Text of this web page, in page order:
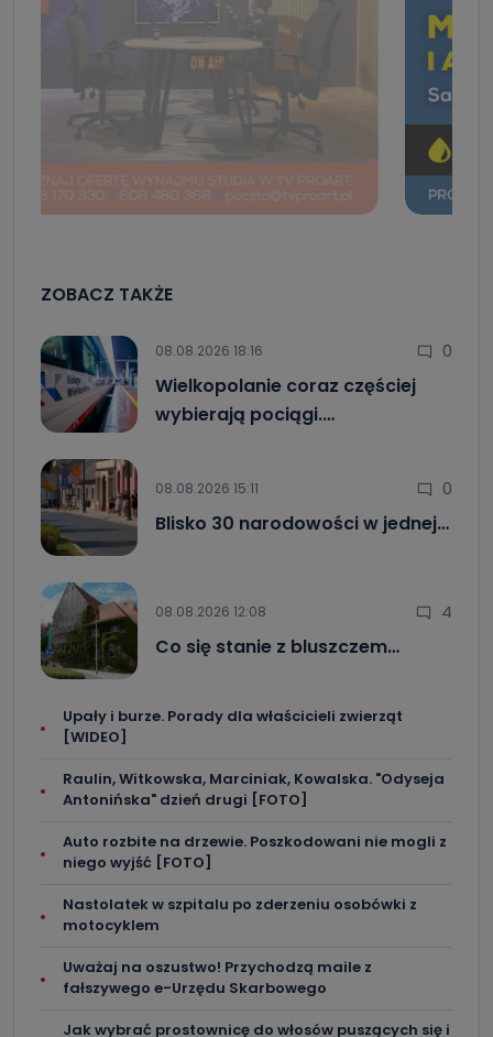
ZOBACZ TAKŻE
08.08.2026 18:16 0
Wielkopolanie coraz częściej
wybierają pociągi.…
08.08.2026 15:11 0
Blisko 30 narodowości w jednej…
08.08.2026 12:08 4
Co się stanie z bluszczem…
Upały i burze. Porady dla właścicieli zwierząt
[WIDEO]
Raulin, Witkowska, Marciniak, Kowalska. "Odyseja
Antonińska" dzień drugi [FOTO]
Auto rozbite na drzewie. Poszkodowani nie mogli z
niego wyjść [FOTO]
Nastolatek w szpitalu po zderzeniu osobówki z
motocyklem
Uważaj na oszustwo! Przychodzą maile z
fałszywego e-Urzędu Skarbowego
Jak wybrać prostownicę do włosów puszących się i